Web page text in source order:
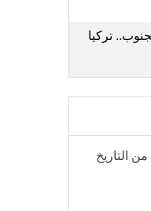
تركيا
التاريخ